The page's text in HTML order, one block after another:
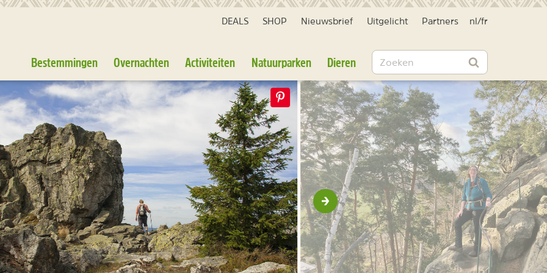
DEALS SHOP Nieuwsbrief Uitgelicht Partners nl /fr
Bestemmingen Overnachten Activiteiten Natuurparken Dieren Zoeken
Zoeken
Volgende